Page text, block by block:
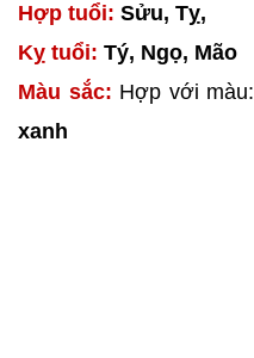
Hợp tuổi: Sửu, Tỵ,
Kỵ tuổi: Tý, Ngọ, Mão
Màu sắc: Hợp với màu:
xanh